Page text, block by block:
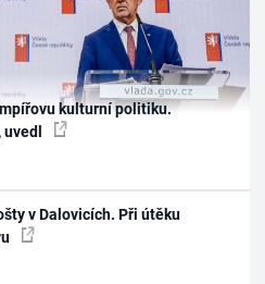
kulturní politiku.
uvedl
v Dalovicích. Při útěku